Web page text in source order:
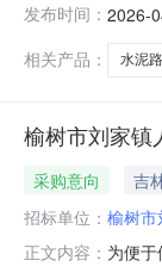
目新
镇人民
发布时间： 2026-
相关产品：
水泥
榆树市刘家镇
采购意向 吉
招标单位： 榆树
正文内容： 为便